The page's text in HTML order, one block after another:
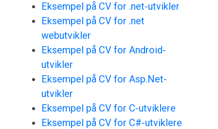
Eksempel på CV for .net-utvikler
Eksempel på CV for .net
webutvikler
Eksempel på CV for Android-
utvikler
Eksempel på CV for Asp.Net-
utvikler
Eksempel på CV for C-utviklere
Eksempel på CV for C#-utviklere